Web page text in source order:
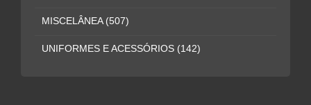
MISCELÂNEA (507)
UNIFORMES E ACESSÓRIOS (142)